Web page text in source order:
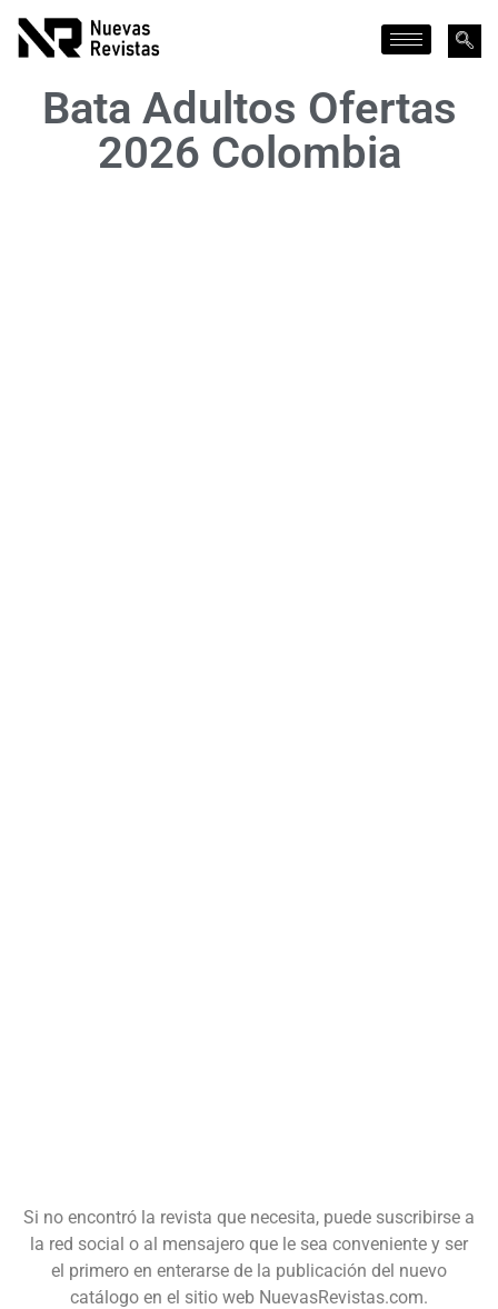
Bata Adultos Ofertas
2026 Colombia
Si no encontró la revista que necesita, puede suscribirse a
la red social o al mensajero que le sea conveniente y ser
el primero en enterarse de la publicación del nuevo
catálogo en el sitio web NuevasRevistas.com.